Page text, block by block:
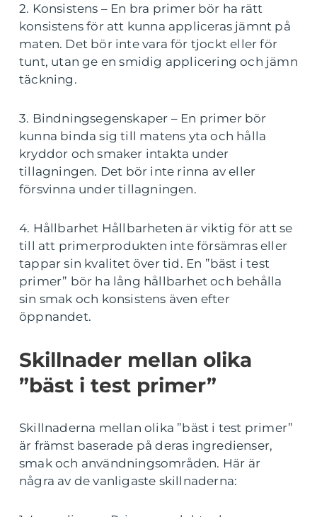
2. Konsistens – En bra primer bör ha rätt
konsistens för att kunna appliceras jämnt på
maten. Det bör inte vara för tjockt eller för
tunt, utan ge en smidig applicering och jämn
täckning.
3. Bindningsegenskaper – En primer bör
kunna binda sig till matens yta och hålla
kryddor och smaker intakta under
tillagningen. Det bör inte rinna av eller
försvinna under tillagningen.
4. Hållbarhet Hållbarheten är viktig för att se
till att primerprodukten inte försämras eller
tappar sin kvalitet över tid. En ”bäst i test
primer” bör ha lång hållbarhet och behålla
sin smak och konsistens även efter
öppnandet.
Skillnader mellan olika
”bäst i test primer”
Skillnaderna mellan olika ”bäst i test primer”
är främst baserade på deras ingredienser,
smak och användningsområden. Här är
några av de vanligaste skillnaderna: